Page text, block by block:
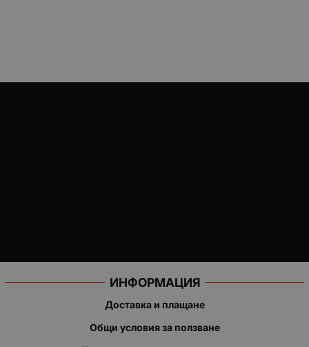
ИНФОРМАЦИЯ
Доставка и плащане
Общи условия за ползване